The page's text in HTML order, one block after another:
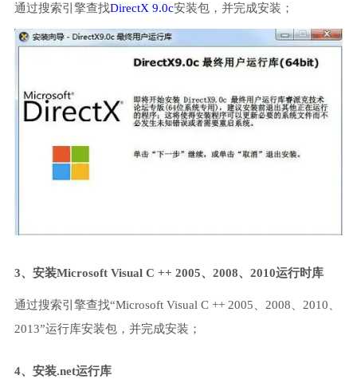
通过搜索引擎查找DirectX 9.0c安装包，并完成安装；
3、安装Microsoft Visual C ++ 2005、2008、2010运行时库
通过搜索引擎查找“Microsoft Visual C ++ 2005、2008、2010、
2013”运行库安装包，并完成安装；
4、安装.net运行库